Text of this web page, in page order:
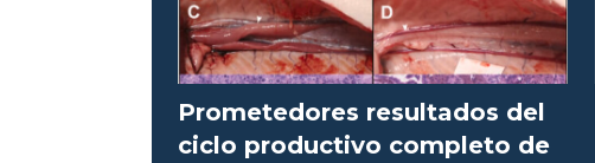
Prometedores resultados del
ciclo productivo completo de